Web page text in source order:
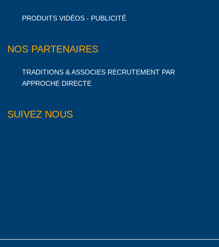
PRODUITS VIDÉOS - PUBLICITÉ
NOS PARTENAIRES
TRADITIONS & ASSOCIES RECRUTEMENT PAR
APPROCHE DIRECTE
SUIVEZ NOUS